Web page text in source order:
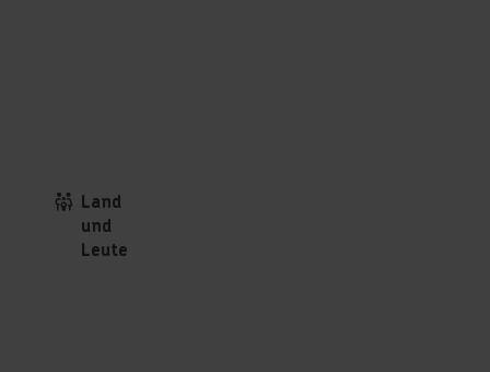
Land
und
Leute